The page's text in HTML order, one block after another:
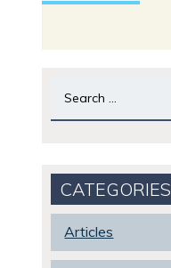
for:
CATEGORIES
Articles